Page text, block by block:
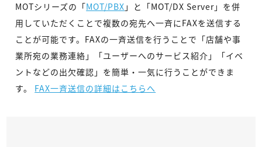
MOTシリーズの「MOT/PBX 」と「MOT/DX Server」を併
用していただくことで複数の宛先へ一斉にFAXを送信する
ことが可能です。FAXの一斉送信を行うことで「店舗や事
業所宛の業務連絡」「ユーザーへのサービス紹介」「イベ
ントなどの出欠確認」を簡単・一気に行うことができま
す。 FAX一斉送信の詳細はこちらへ